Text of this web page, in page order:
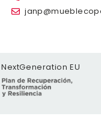
EU